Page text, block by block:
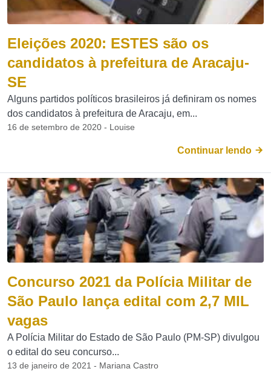
Eleições 2020: ESTES são os
candidatos à prefeitura de Aracaju-
SE
Alguns partidos políticos brasileiros já definiram os nomes
dos candidatos à prefeitura de Aracaju, em...
16 de setembro de 2020 - Louise
Continuar lendo
Concurso 2021 da Polícia Militar de
São Paulo lança edital com 2,7 MIL
vagas
A Polícia Militar do Estado de São Paulo (PM-SP) divulgou
o edital do seu concurso...
13 de janeiro de 2021 - Mariana Castro